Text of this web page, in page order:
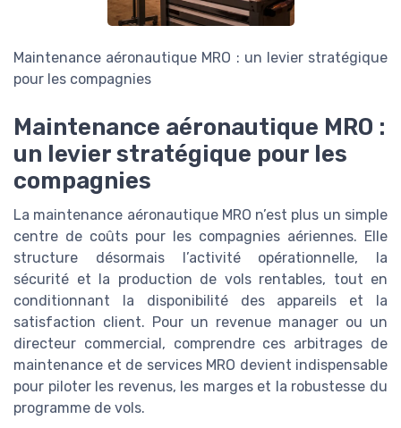
Maintenance aéronautique MRO : un levier stratégique
pour les compagnies
Maintenance aéronautique MRO :
un levier stratégique pour les
compagnies
La maintenance aéronautique MRO n’est plus un simple
centre de coûts pour les compagnies aériennes. Elle
structure désormais l’activité opérationnelle, la
sécurité et la production de vols rentables, tout en
conditionnant la disponibilité des appareils et la
satisfaction client. Pour un revenue manager ou un
directeur commercial, comprendre ces arbitrages de
maintenance et de services MRO devient indispensable
pour piloter les revenus, les marges et la robustesse du
programme de vols.